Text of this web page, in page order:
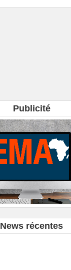
Publicité
News récentes